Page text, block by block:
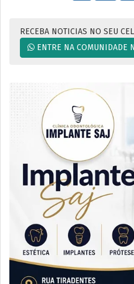
RECEBA NOTICIAS NO SEU
ENTRE NA COMUNIDADE